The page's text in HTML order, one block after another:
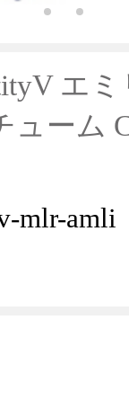
エ
ーム
mlr-amli